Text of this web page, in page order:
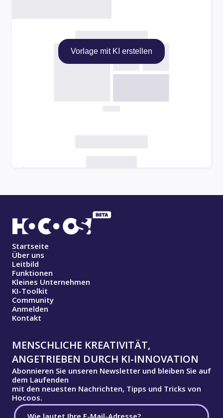
Vorlage mit KI erstellen
Startseite
Über uns
Leitbild
Funktionen
Kleines Unternehmen
KI-Toolkit
Community
Anmelden
Kontakt
MENSCHLICHE KREATIVITÄT,
ANGETRIEBEN DURCH KI-INNOVATION
Abonnieren Sie unseren Newsletter und bleiben Sie auf
dem Laufenden
mit den neuesten Nachrichten, Tipps und Tricks von
Hocoos.